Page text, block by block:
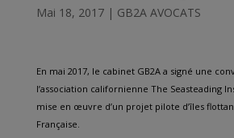
Mai 18, 2017| GB2A AVOCATS
En mai 2017, le cabinet GB2A a signé une
l’association californienne The Seasteading
mise en œuvre d’un projet pilote d’îles
Française.